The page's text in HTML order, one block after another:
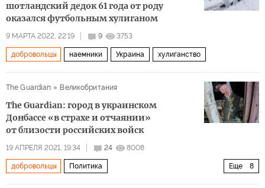
шотландский дедок 61 года от роду
оказался футбольным хулиганом
9 МАРТА 2022, 22:19 9 3753
добровольцы наемники Украина хулиганство
The Guardian Великобритания
The Guardian: город в украинском
Донбассе «в страхе и отчаянии»
от близости российских войск
19 АПРЕЛЯ 2021, 19:34 24 8008
Еще 8
добровольцы Политика